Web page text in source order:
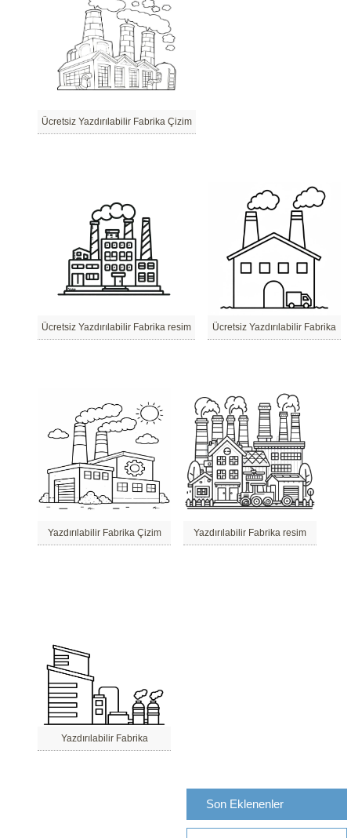
Ücretsiz Yazdırılabilir Fabrika Çizim
Ücretsiz Yazdırılabilir Fabrika resim Ücretsiz Yazdırılabilir Fabrika
Yazdırılabilir Fabrika Çizim Yazdırılabilir Fabrika resim
Yazdırılabilir Fabrika
Son Eklenenler